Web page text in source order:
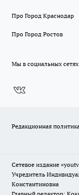
Про Город Краснодар
Про Город Ростов
Мы в социальных сетях
Редакционная
Сетевое издание
Учредитель
Константиновна